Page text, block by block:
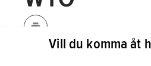
Vill du komma åt